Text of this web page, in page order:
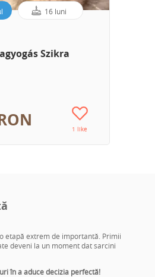
16 luni
Szikra
1 like
etapă extrem de importantă. Primii
deveni la un moment dat sarcini
în a aduce decizia perfectă!